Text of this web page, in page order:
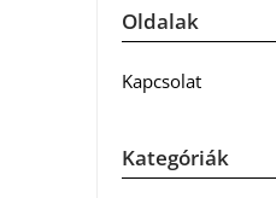
Oldalak
Kapcsolat
Kategóriák